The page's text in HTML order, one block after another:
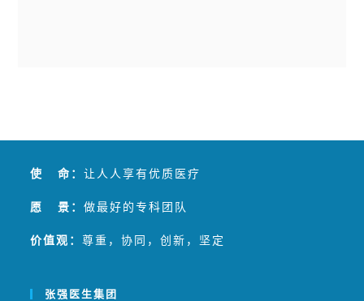
使 命：让人人享有优质医疗
愿 景：做最好的专科团队
价值观：尊重，协同，创新，坚定
张强医生集团